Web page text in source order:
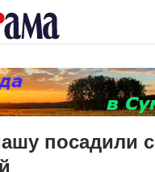
посадили с